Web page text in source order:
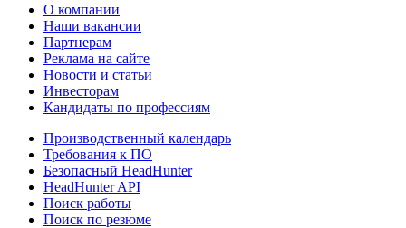
О компании
Наши вакансии
Партнерам
Реклама на сайте
Новости и статьи
Инвесторам
Кандидаты по профессиям
Производственный календарь
Требования к ПО
Безопасный HeadHunter
HeadHunter API
Поиск работы
Поиск по резюме